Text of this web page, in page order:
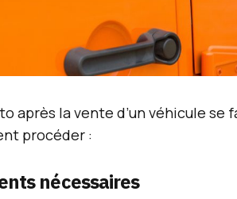
après la vente d’un véhicule se
procéder :
nécessaires